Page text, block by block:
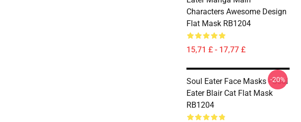
Characters Awesome Design
Flat Mask RB1204
15,71 £ - 17,77 £
Soul Eater Face Masks - Soul
Eater Blair Cat Flat Mask
RB1204
-20%